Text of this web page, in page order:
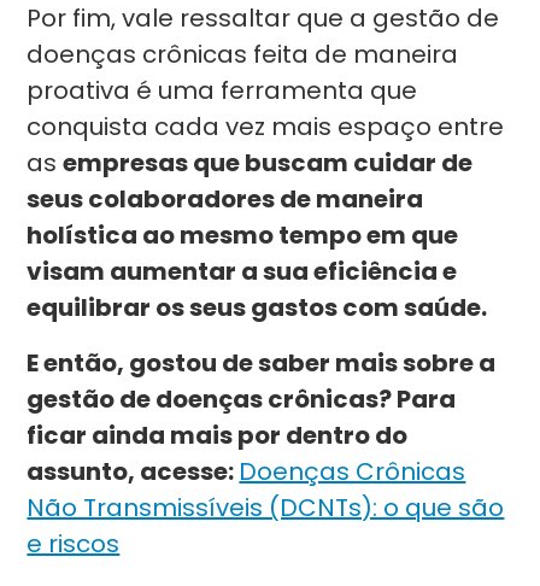
Por fim, vale ressaltar que a gestão de
doenças crônicas feita de maneira
proativa é uma ferramenta que
conquista cada vez mais espaço entre
asempresas que buscam cuidar de
seus colaboradores de maneira
holística ao mesmo tempo em que
visam aumentar a sua eficiência e
equilibrar os seus gastos com saúde.
E então, gostou de saber mais sobre a
gestão de doenças crônicas? Para
ficar ainda mais por dentro do
assunto, acesse: Doenças Crônicas
Não Transmissíveis (DCNTs): o que são
e riscos